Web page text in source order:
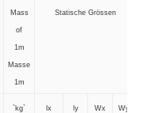
Mass
of
1m
Masse
1m
Statische Grössen
`kg` lx ly Wx Wy